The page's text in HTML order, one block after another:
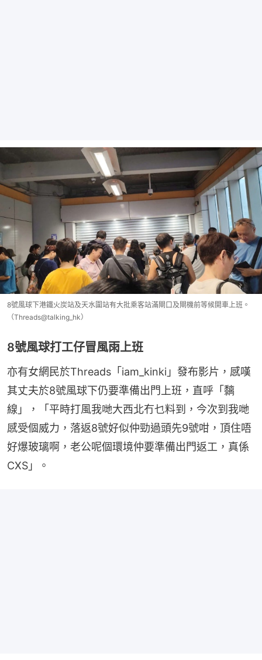
8號風球下港鐵火炭站及天水圍站有大批乘客站滿閘口及閘機前等候開車上班。
（Threads@talking_hk）
8號風球打工仔冒風雨上班
亦有女網民於Threads「iam_kinki」發布影片，感嘆
其丈夫於8號風球下仍要準備出門上班，直呼「黐
線」，「平時打風我哋大西北冇乜料到，今次到我哋
感受個威力，落返8號好似仲勁過頭先9號咁，頂住唔
好爆玻璃啊，老公呢個環境仲要準備出門返工，真係
CXS」。